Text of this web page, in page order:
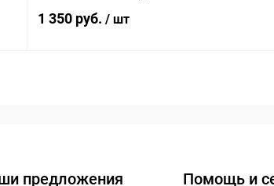
1 350 руб. / шт
предложения Помощь и